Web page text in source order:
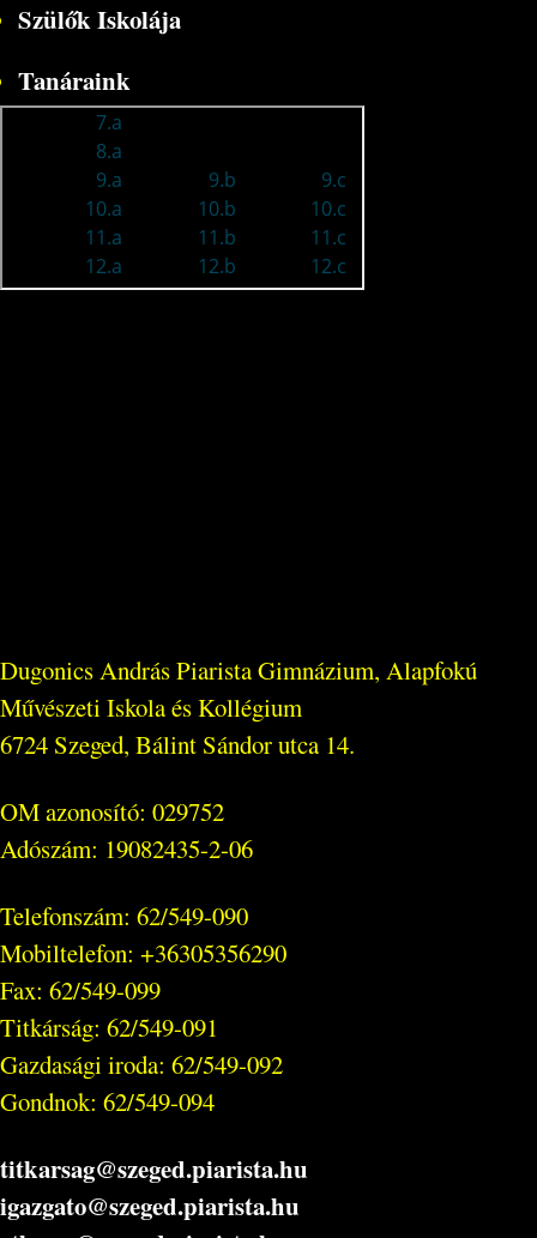
Szülők Iskolája
Tanáraink
Dugonics András Piarista Gimnázium, Alapfokú
Művészeti Iskola és Kollégium
6724 Szeged, Bálint Sándor utca 14.
OM azonosító: 029752
Adószám: 19082435-2-06
Telefonszám: 62/549-090
Mobiltelefon: +36305356290
Fax: 62/549-099
Titkárság: 62/549-091
Gazdasági iroda: 62/549-092
Gondnok: 62/549-094
titkarsag@szeged.piarista.hu
igazgato@szeged.piarista.hu